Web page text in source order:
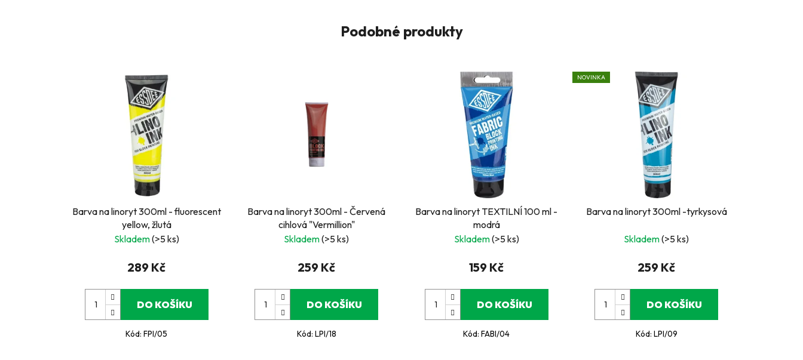
Podobné produkty
Barva na linoryt 300ml - fluorescent
yellow, žlutá
Skladem(>5 ks)
289 Kč
DO KOŠÍKU
Kód:FPI/05
Barva na linoryt 300ml - Červená
cihlová "Vermillion"
Skladem(>5 ks)
259 Kč
DO KOŠÍKU
Kód: LPI/18
Barva na linoryt TEXTILNÍ 100 ml -
modrá
Skladem(>5 ks)
159 Kč
DO KOŠÍKU
Kód:FABI/04
NOVINKA
Barva na linoryt 300ml -tyrkysová
Skladem(>5 ks)
259 Kč
DO KOŠÍKU
Kód: LPI/09